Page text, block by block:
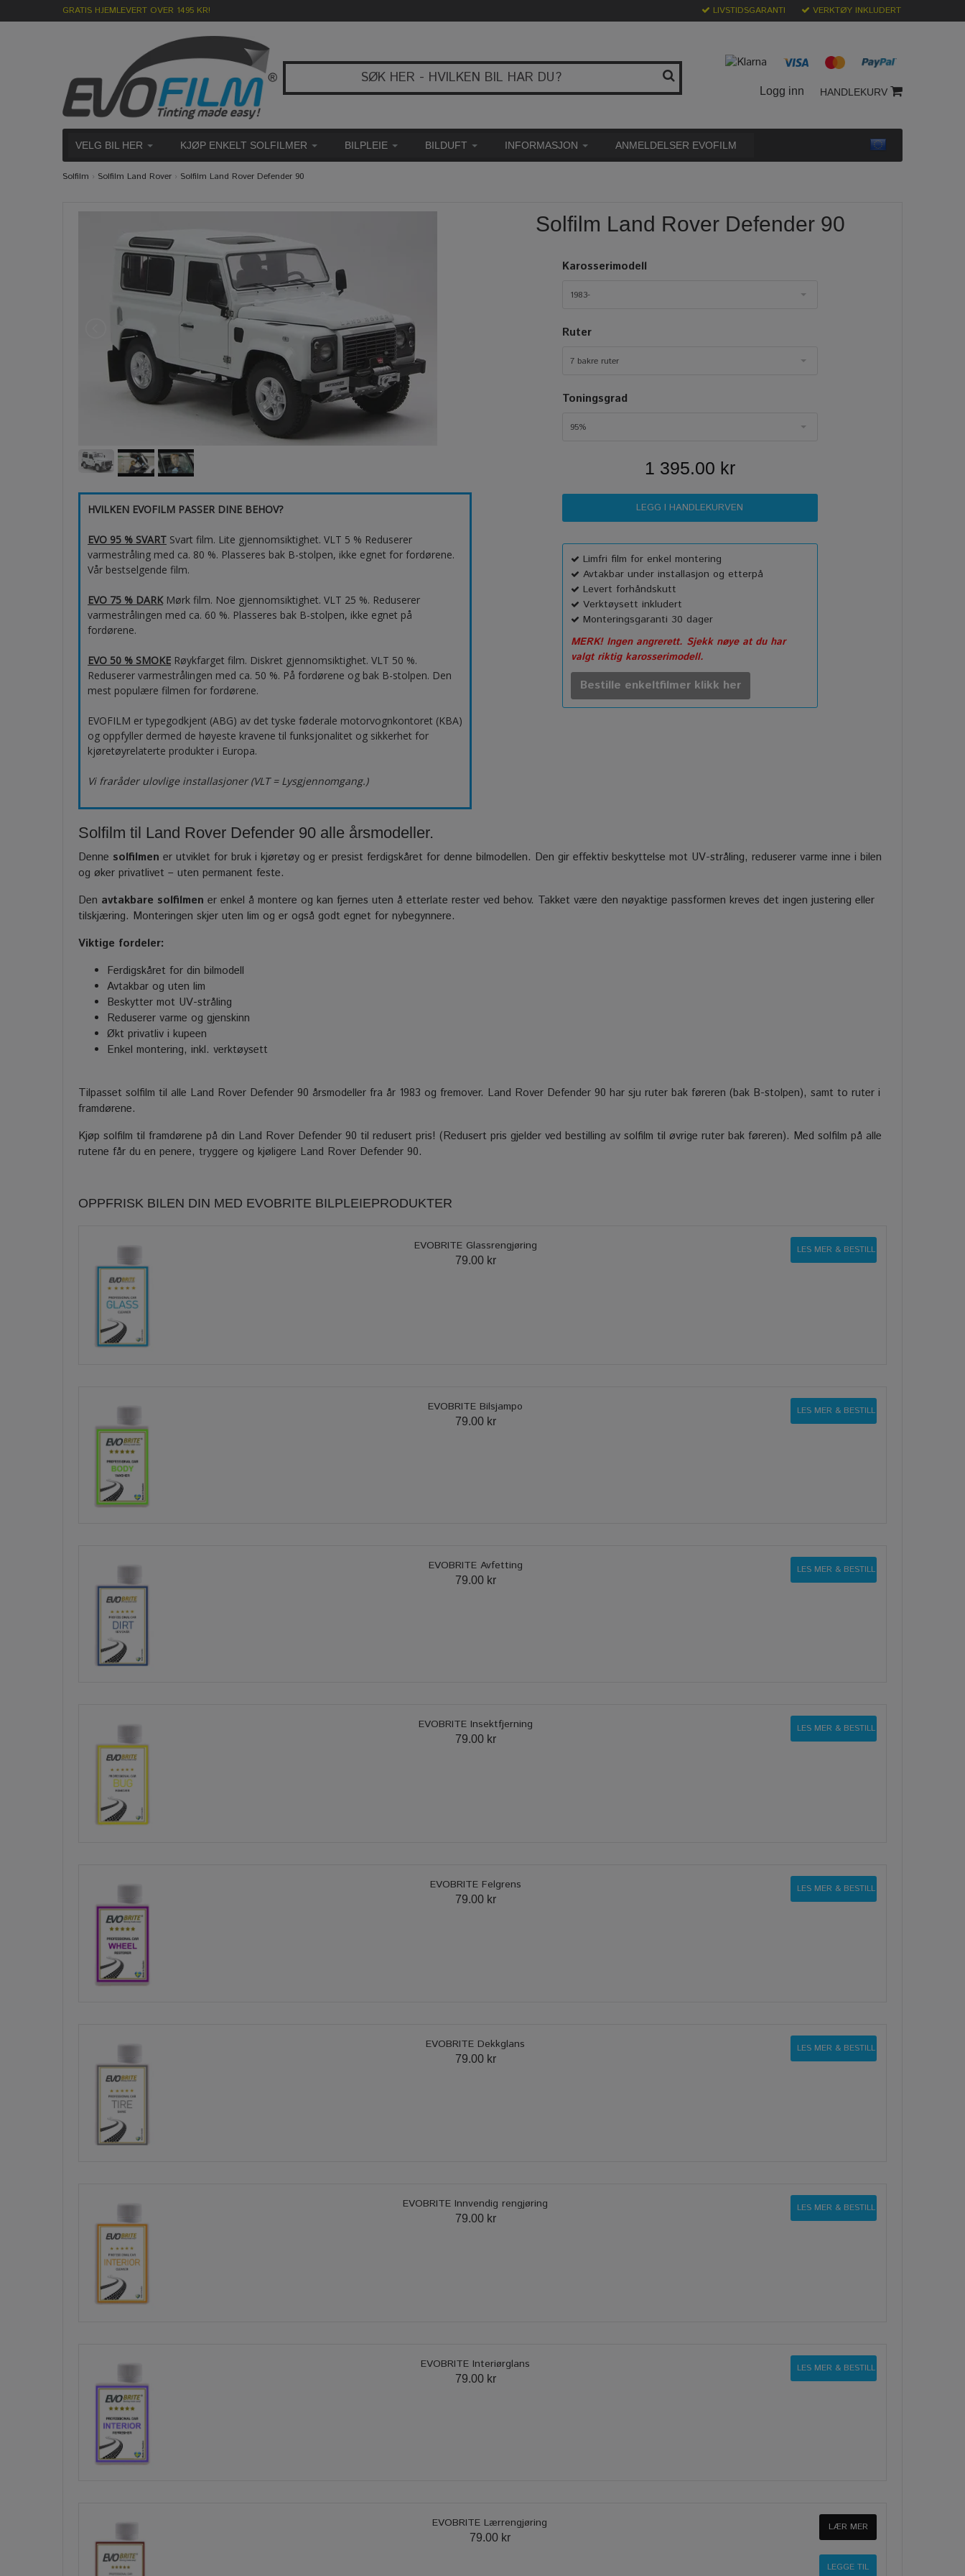
GRATIS HJEMLEVERT OVER 1495 KR! LIVSTIDSGARANTI VERKTØY INKLUDERT
Logg inn HANDLEKURV
VELG BIL HER KJØP ENKELT SOLFILMER BILPLEIE BILDUFT INFORMASJON ANMELDELSER EVOFILM
Solfilm › Solfilm Land Rover › Solfilm Land Rover Defender 90
HVILKEN EVOFILM PASSER DINE BEHOV?
EVO 95 % SVART Svart film. Lite gjennomsiktighet. VLT 5 % Reduserer
varmestråling med ca. 80 %. Plasseres bak B-stolpen, ikke egnet for fordørene.
Vår bestselgende film.
EVO 75 % DARKMørk film. Noe gjennomsiktighet. VLT 25 %. Reduserer
varmestrålingen med ca. 60 %. Plasseres bak B-stolpen, ikke egnet på
fordørene.
EVO 50 % SMOKE Røykfarget film. Diskret gjennomsiktighet. VLT 50 %.
Reduserer varmestrålingen med ca. 50 %. På fordørene og bak B-stolpen. Den
mest populære filmen for fordørene.
EVOFILM er typegodkjent (ABG) av det tyske føderale motorvognkontoret (KBA)
og oppfyller dermed de høyeste kravene til funksjonalitet og sikkerhet for
kjøretøyrelaterte produkter i Europa.
Vi fraråder ulovlige installasjoner (VLT = Lysgjennomgang.)
Solfilm Land Rover Defender 90
Karosserimodell
1983-
Ruter
7 bakre ruter
Toningsgrad
95%
1 395.00 kr
Limfri film for enkel montering
Avtakbar under installasjon og etterpå
Levert forhåndskutt
Verktøysett inkludert
Monteringsgaranti 30 dager
MERK! Ingen angrerett. Sjekk nøye at du har
valgt riktig karosserimodell.
Bestille enkeltfilmer klikk her
Solfilm til Land Rover Defender 90 alle årsmodeller.
Denne solfilmen er utviklet for bruk i kjøretøy og er presist ferdigskåret for denne bilmodellen. Den gir effektiv beskyttelse mot UV-stråling, reduserer varme inne i bilen
og øker privatlivet – uten permanent feste.
Den avtakbare solfilmen er enkel å montere og kan fjernes uten å etterlate rester ved behov. Takket være den nøyaktige passformen kreves det ingen justering eller
tilskjæring. Monteringen skjer uten lim og er også godt egnet for nybegynnere.
Viktige fordeler:
Ferdigskåret for din bilmodell
Avtakbar og uten lim
Beskytter mot UV-stråling
Reduserer varme og gjenskinn
Økt privatliv i kupeen
Enkel montering, inkl. verktøysett
Tilpasset solfilm til alle Land Rover Defender 90 årsmodeller fra år 1983 og fremover. Land Rover Defender 90 har sju ruter bak føreren (bak B-stolpen), samt to ruter i
framdørene.
Kjøp solfilm til framdørene på din Land Rover Defender 90 til redusert pris! (Redusert pris gjelder ved bestilling av solfilm til øvrige ruter bak føreren). Med solfilm på alle
rutene får du en penere, tryggere og kjøligere Land Rover Defender 90.
OPPFRISK BILEN DIN MED EVOBRITE BILPLEIEPRODUKTER
EVOBRITE Glassrengjøring
79.00 kr
LES MER & BESTILL
EVOBRITE Bilsjampo
79.00 kr
LES MER & BESTILL
EVOBRITE Avfetting
79.00 kr
LES MER & BESTILL
EVOBRITE Insektfjerning
79.00 kr
LES MER & BESTILL
EVOBRITE Felgrens
79.00 kr
LES MER & BESTILL
EVOBRITE Dekkglans
79.00 kr
LES MER & BESTILL
EVOBRITE Innvendig rengjøring
79.00 kr
LES MER & BESTILL
EVOBRITE Interiørglans
79.00 kr
LES MER & BESTILL
EVOBRITE Lærrengjøring
79.00 kr
LÆR MER